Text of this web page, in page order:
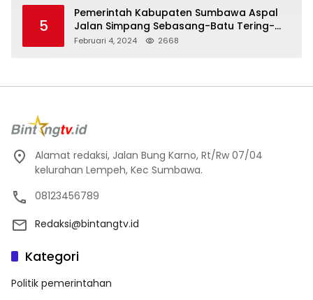
5
Pemerintah Kabupaten Sumbawa Aspal
Jalan Simpang Sebasang-Batu Tering-
Lito
Februari 4, 2024 2668
Alamat redaksi, Jalan Bung Karno, Rt/Rw 07/04
kelurahan Lempeh, Kec Sumbawa.
08123456789
Redaksi@bintangtv.id
Kategori
Politik pemerintahan